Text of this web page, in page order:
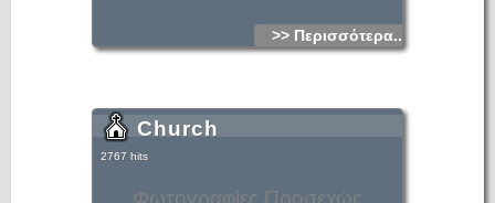
>> Περισσότερα...
Φωτογραφίες Προσεχώς
Church
2767 hits